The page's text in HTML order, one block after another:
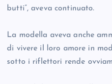
butti”, aveva continuato.
La modella aveva anche
di vivere il loro amore in
sotto i riflettori rende